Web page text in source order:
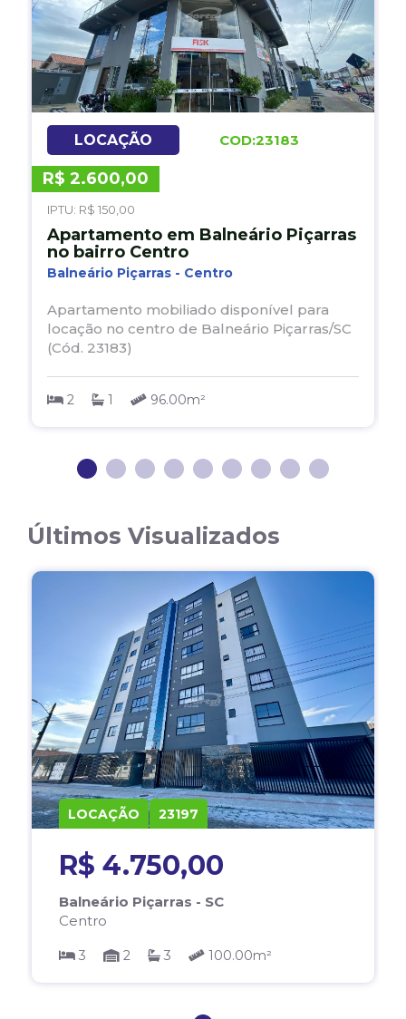
LOCAÇÃO COD:23183
R$ 2.600,00
IPTU: R$ 150,00
Apartamento em Balneário Piçarras
no bairro Centro
Balneário Piçarras - Centro
Apartamento mobiliado disponível para
locação no centro de Balneário Piçarras/SC
(Cód. 23183)
2 1 96.00m²
4
Últimos Visualizados
LOCAÇÃO 23197
R$ 4.750,00
Balneário Piçarras - SC
Centro
3 2 3 100.00m²